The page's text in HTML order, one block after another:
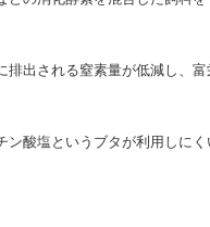
出される窒素量が低減し、
酸塩というブタが利用しに